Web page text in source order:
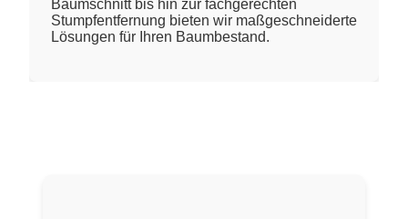
Baumschnitt bis hin zur fachgerechten
Stumpfentfernung bieten wir maßgeschneiderte
Lösungen für Ihren Baumbestand.